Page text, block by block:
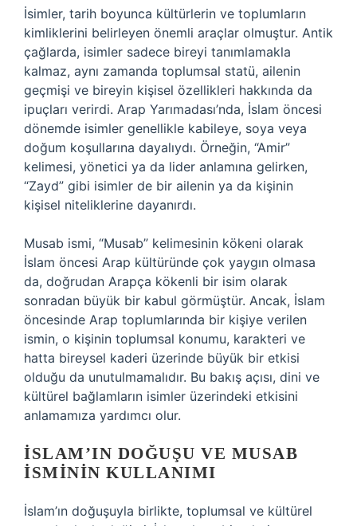
İsimler, tarih boyunca kültürlerin ve toplumların
kimliklerini belirleyen önemli araçlar olmuştur. Antik
çağlarda, isimler sadece bireyi tanımlamakla
kalmaz, aynı zamanda toplumsal statü, ailenin
geçmişi ve bireyin kişisel özellikleri hakkında da
ipuçları verirdi. Arap Yarımadası’nda, İslam öncesi
dönemde isimler genellikle kabileye, soya veya
doğum koşullarına dayalıydı. Örneğin, “Amir”
kelimesi, yönetici ya da lider anlamına gelirken,
“Zayd” gibi isimler de bir ailenin ya da kişinin
kişisel niteliklerine dayanırdı.
Musab ismi, “Musab” kelimesinin kökeni olarak
İslam öncesi Arap kültüründe çok yaygın olmasa
da, doğrudan Arapça kökenli bir isim olarak
sonradan büyük bir kabul görmüştür. Ancak, İslam
öncesinde Arap toplumlarında bir kişiye verilen
ismin, o kişinin toplumsal konumu, karakteri ve
hatta bireysel kaderi üzerinde büyük bir etkisi
olduğu da unutulmamalıdır. Bu bakış açısı, dini ve
kültürel bağlamların isimler üzerindeki etkisini
anlamamıza yardımcı olur.
İSLAM’IN DOĞUŞU VE MUSAB
İSMININ KULLANIMI
İslam’ın doğuşuyla birlikte, toplumsal ve kültürel